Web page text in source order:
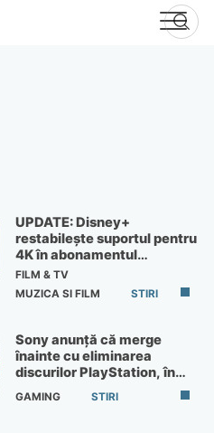
UPDATE: Disney+
restabilește suportul pentru
4K în abonamentul
Premium
FILM & TV
MUZICA SI FILM
STIRI
Sony anunță că merge
înainte cu eliminarea
discurilor PlayStation, în
ciuda protestelor
GAMING STIRI